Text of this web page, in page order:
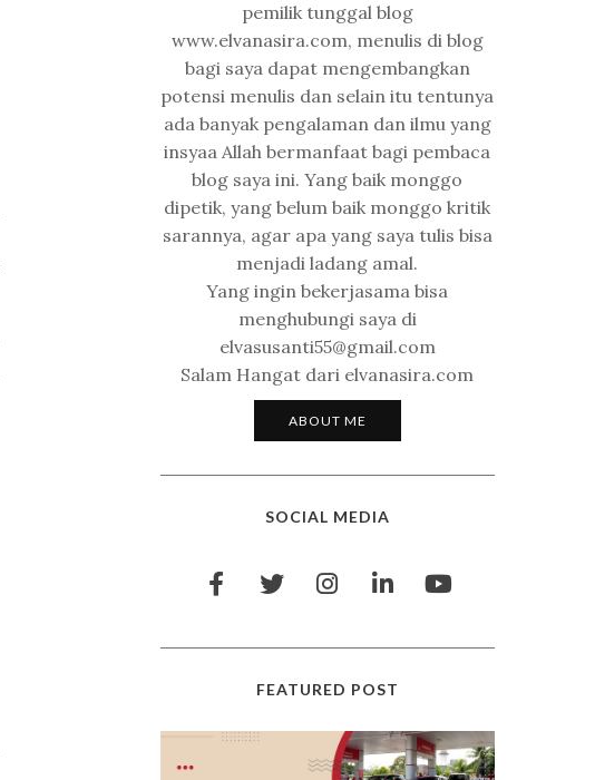
pemilik tunggal blog
www.elvanasira.com, menulis di blog
bagi saya dapat mengembangkan
potensi menulis dan selain itu tentunya
ada banyak pengalaman dan ilmu yang
insyaa Allah bermanfaat bagi pembaca
blog saya ini. Yang baik monggo
dipetik, yang belum baik monggo kritik
sarannya, agar apa yang saya tulis bisa
menjadi ladang amal.
Yang ingin bekerjasama bisa
menghubungi saya di
elvasusanti55@gmail.com
Salam Hangat dari elvanasira.com
ABOUT ME
SOCIAL MEDIA
FEATURED POST